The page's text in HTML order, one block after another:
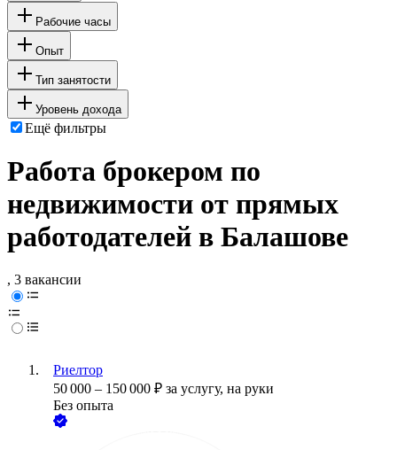
Рабочие часы
Опыт
Тип занятости
Уровень дохода
Ещё фильтры
Работа брокером по
недвижимости от прямых
работодателей в Балашове
, 3 вакансии
Риелтор
50 000 – 150 000 ₽ за услугу, на руки
Без опыта